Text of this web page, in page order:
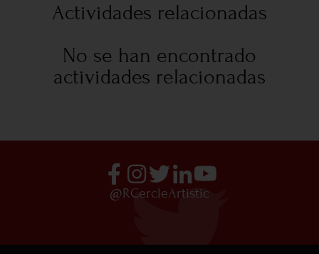
Actividades relacionadas
No se han encontrado
actividades relacionadas
@RCercleArtistic